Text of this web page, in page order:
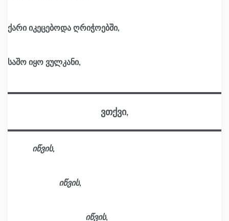
ქარი იკეცებოდა ღრიჭოებში,
საშო იყო ვულკანი,
ვთქვი,
იწვის,
იწვის,
იწვის,